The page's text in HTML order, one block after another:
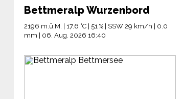
Bettmeralp Wurzenbord
2196 m.ü.M. | 17.6 °C | 51 % | SSW 29 km/h | 0.0
mm | 06. Aug. 2026 16:40